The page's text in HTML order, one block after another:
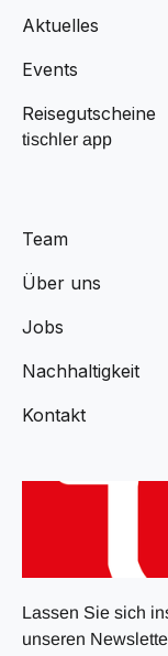
Aktuelles
Events
Reisegutscheine
tischler app
Team
Über uns
Jobs
Nachhaltigkeit
Kontakt
Lassen Sie sich
unseren